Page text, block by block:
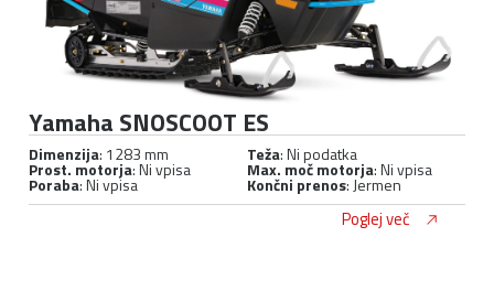
Yamaha SNOSCOOT ES
Dimenzija: 1283 mm Teža: Ni podatka
Prost. motorja: Ni vpisa Max. moč motorja: Ni vpisa
Poraba: Ni vpisa Končni prenos: Jermen
Poglej več